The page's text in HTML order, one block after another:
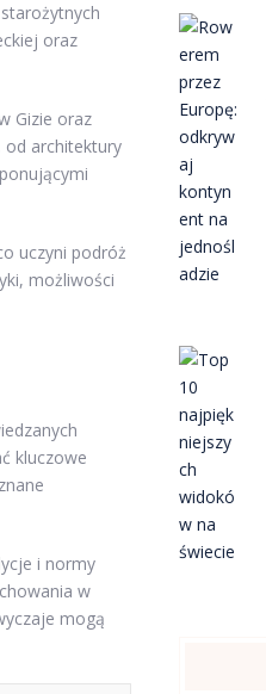
oraz
Gizie oraz
od architektury
uczyni podróż
możliwości
kluczowe
i normy
w
mogą